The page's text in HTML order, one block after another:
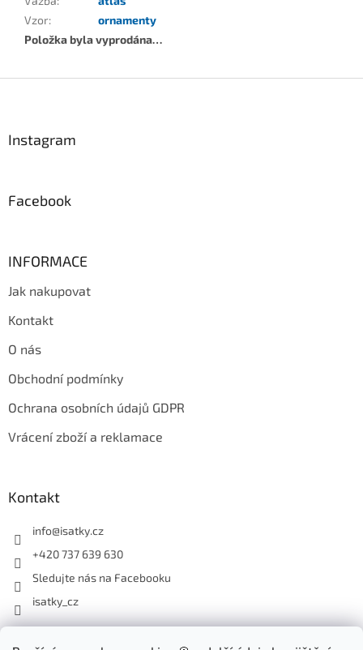
Vzor:
ornamenty
Položka byla vyprodána…
Instagram
Facebook
INFORMACE
Jak nakupovat
Kontakt
O nás
Obchodní podmínky
Ochrana osobních údajů GDPR
Vrácení zboží a reklamace
Kontakt
info@isatky.cz
+420 737 639 630
Sledujte nás na Facebooku
isatky_cz